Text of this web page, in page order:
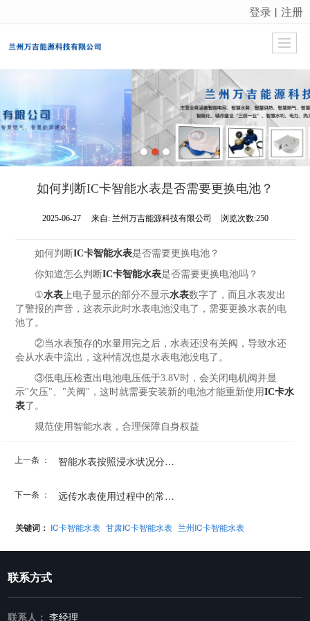
很遗憾，因您的浏览器版本过低导致无法获得最佳浏览体验，推荐下载安装谷歌浏览器！
登录 丨 注册
如何判断IC卡智能水表是否需要更换电池？
2025-06-27 来自: 兰州万吉能源科技有限公司 浏览次数:250
如何判断IC卡智能水表是否需要更换电池？
你知道怎么判断IC卡智能水表是否需要更换电池吗？
①水表上电子显示的部分不显示水表数字了，而且水表发出
了警报的声音，这表示此时水表电池没电了，需要更换水表的电
池了。
②当水表预存的水量用完之后，水表还没有关阀，导致水还
会从水表中流出，这种情况也是水表电池没电了。
③低电压检查出电池电压低于3.8V时，会关闭电机阀并显
示"欠压"、"关阀"，这时就需要安装新的电池才能重新使用IC卡水
表了。
规范使用智能水表，合理保障自身权益
上一条 ： 智能水表按照浸水状况分为...
下一条 ： 远传水表使用过程中的常见问题
关键词： IC卡智能水表 甘肃IC卡智能水表 兰州IC卡智能水表
联系方式
联系人： 李经理